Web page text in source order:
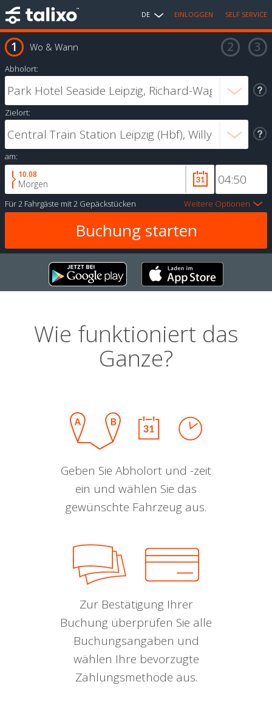
DE EINLOGGEN SELF SERVICE
Wo & Wann
Abholort:
Zielort:
am:
10.08
Morgen
Für2 Fahrgäste mit2 Gepäckstücken Weitere Optionen
Wie funktioniert das
Ganze?
Geben Sie Abholort und -zeit
ein und wählen Sie das
gewünschte Fahrzeug aus.
Zur Bestätigung Ihrer
Buchung überprüfen Sie alle
Buchungsangaben und
wählen Ihre bevorzugte
Zahlungsmethode aus.